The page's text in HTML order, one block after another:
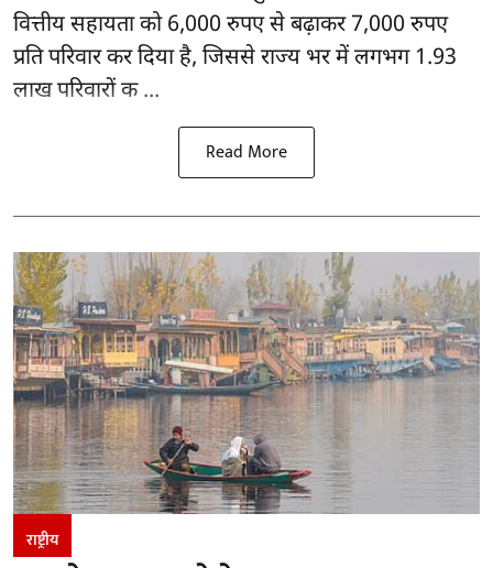
वित्तीय सहायता को 6,000 रुपए से बढ़ाकर 7,000 रुपए
प्रति परिवार कर दिया है, जिससे राज्य भर में लगभग 1.93
लाख परिवारों क ...
Read More
राष्ट्रीय